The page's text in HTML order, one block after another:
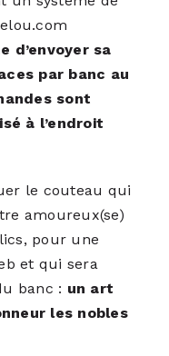
d’envoyer sa
par banc au
sont
à l’endroit
le couteau qui
amoureux(se)
pour une
et qui sera
banc : un art
les nobles